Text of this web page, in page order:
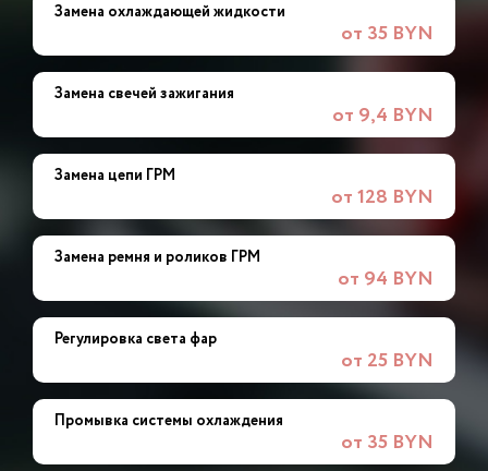
Замена охлаждающей жидкости
от 35 BYN
Замена свечей зажигания
от 9,4 BYN
Замена цепи ГРМ
от 128 BYN
Замена ремня и роликов ГРМ
от 94 BYN
Регулировка света фар
от 25 BYN
Промывка системы охлаждения
от 35 BYN